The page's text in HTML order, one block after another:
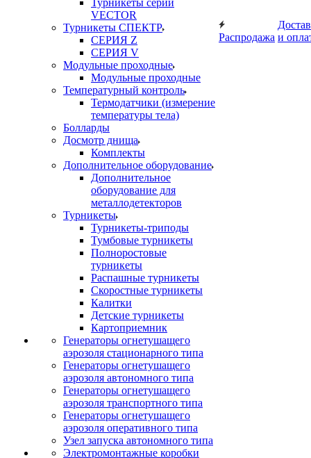
Турникеты серии
VECTOR
Турникеты СПЕКТР
СЕРИЯ Z
СЕРИЯ V
Модульные проходные
Модульные проходные
Температурный контроль
Термодатчики (измерение
температуры тела)
Болларды
Досмотр днища
Комплекты
Дополнительное оборудование
Дополнительное
оборудование для
металлодетекторов
Турникеты
Турникеты-триподы
Тумбовые турникеты
Полноростовые
турникеты
Распашные турникеты
Скоростные турникеты
Калитки
Детские турникеты
Картоприемник
Генераторы огнетушащего
аэрозоля стационарного типа
Генераторы огнетушащего
аэрозоля автономного типа
Генераторы огнетушащего
аэрозоля транспортного типа
Генераторы огнетушащего
аэрозоля оперативного типа
Узел запуска автономного типа
Электромонтажные коробки
Распродажа и